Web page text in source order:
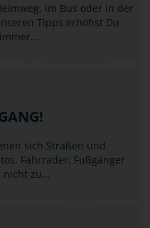
im Bus oder in der
Tipps erhöhst Du
sich Straßen und
Fahrräder, Fußgänger
nicht zu…